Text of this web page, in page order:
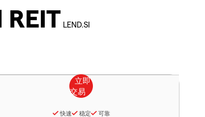
LEND.SI
快速 稳定 可靠